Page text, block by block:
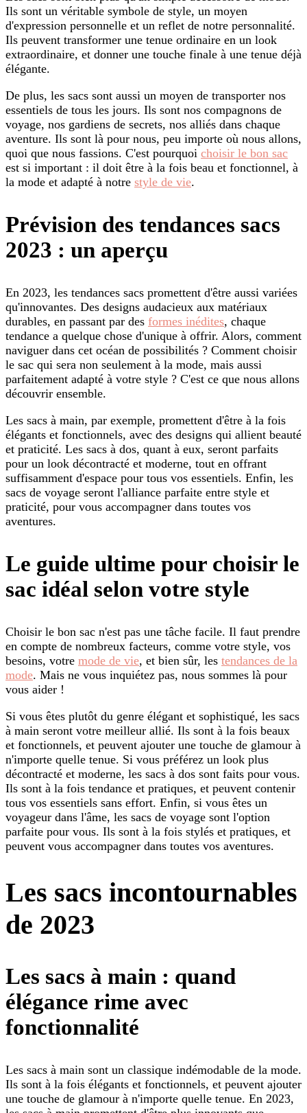
Ils sont un véritable symbole de style, un moyen
d'expression personnelle et un reflet de notre personnalité.
Ils peuvent transformer une tenue ordinaire en un look
extraordinaire, et donner une touche finale à une tenue déjà
élégante.
De plus, les sacs sont aussi un moyen de transporter nos
essentiels de tous les jours. Ils sont nos compagnons de
voyage, nos gardiens de secrets, nos alliés dans chaque
aventure. Ils sont là pour nous, peu importe où nous allons,
quoi que nous fassions. C'est pourquoi choisir le bon sac
est si important : il doit être à la fois beau et fonctionnel, à
la mode et adapté à notre style de vie.
Prévision des tendances sacs
2023 : un aperçu
En 2023, les tendances sacs promettent d'être aussi variées
qu'innovantes. Des designs audacieux aux matériaux
durables, en passant par des formes inédites, chaque
tendance a quelque chose d'unique à offrir. Alors, comment
naviguer dans cet océan de possibilités ? Comment choisir
le sac qui sera non seulement à la mode, mais aussi
parfaitement adapté à votre style ? C'est ce que nous allons
découvrir ensemble.
Les sacs à main, par exemple, promettent d'être à la fois
élégants et fonctionnels, avec des designs qui allient beauté
et praticité. Les sacs à dos, quant à eux, seront parfaits
pour un look décontracté et moderne, tout en offrant
suffisamment d'espace pour tous vos essentiels. Enfin, les
sacs de voyage seront l'alliance parfaite entre style et
praticité, pour vous accompagner dans toutes vos
aventures.
Le guide ultime pour choisir le
sac idéal selon votre style
Choisir le bon sac n'est pas une tâche facile. Il faut prendre
en compte de nombreux facteurs, comme votre style, vos
besoins, votre mode de vie, et bien sûr, les tendances de la
mode. Mais ne vous inquiétez pas, nous sommes là pour
vous aider !
Si vous êtes plutôt du genre élégant et sophistiqué, les sacs
à main seront votre meilleur allié. Ils sont à la fois beaux
et fonctionnels, et peuvent ajouter une touche de glamour à
n'importe quelle tenue. Si vous préférez un look plus
décontracté et moderne, les sacs à dos sont faits pour vous.
Ils sont à la fois tendance et pratiques, et peuvent contenir
tous vos essentiels sans effort. Enfin, si vous êtes un
voyageur dans l'âme, les sacs de voyage sont l'option
parfaite pour vous. Ils sont à la fois stylés et pratiques, et
peuvent vous accompagner dans toutes vos aventures.
Les sacs incontournables
de 2023
Les sacs à main : quand
élégance rime avec
fonctionnalité
Les sacs à main sont un classique indémodable de la mode.
Ils sont à la fois élégants et fonctionnels, et peuvent ajouter
une touche de glamour à n'importe quelle tenue. En 2023,